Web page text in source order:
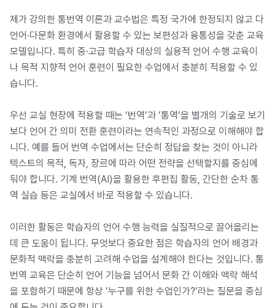
제가 강의한 통번역 이론과 교수법은 특정 국가에 한정되지 않고 다
언어·다문화 환경에서 활용할 수 있는 보편성과 융통성을 갖춘 교육
모델입니다. 특히 중·고급 학습자 대상의 실용적 언어 수행 교육이
나 목적 지향적 언어 훈련이 필요한 수업에서 충분히 적용할 수 있
습니다.
우선 교실 현장에 적용할 때는 ‘번역’과 ‘통역’을 별개의 기술로 보기
보다 언어 간 의미 전환 훈련이라는 연속적인 과정으로 이해해야 합
니다. 예를 들어 번역 수업에서는 단순히 정답을 찾는 것이 아니라
텍스트의 목적, 독자, 장르에 따라 어떤 전략을 선택할지를 중심에
둬야 합니다. 기계 번역(AI)을 활용한 후편집 활동, 간단한 순차 통
역 실습 등은 교실에서 바로 적용할 수 있습니다.
이러한 활동은 학습자의 언어 수행 능력을 실질적으로 끌어올리는
데 큰 도움이 됩니다. 무엇보다 중요한 점은 학습자의 언어 배경과
문화적 맥락을 충분히 고려해 수업을 설계해야 한다는 것입니다. 통
번역 교육은 단순히 언어 기능을 넘어서 문화 간 이해와 맥락 해석
을 포함하기 때문에 항상 ‘누구를 위한 수업인가?’라는 질문을 중심